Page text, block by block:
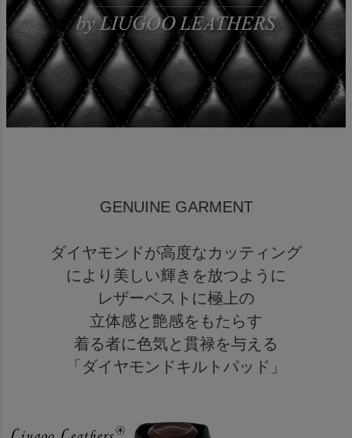
GENUINE GARMENT
ダイヤモンドが高度なカッティング
により美しい輝きを放つように
レザーベストに極上の
立体感と艶感をもたらす
着る者に色気と貫禄を与える
「ダイヤモンドキルトパッド」